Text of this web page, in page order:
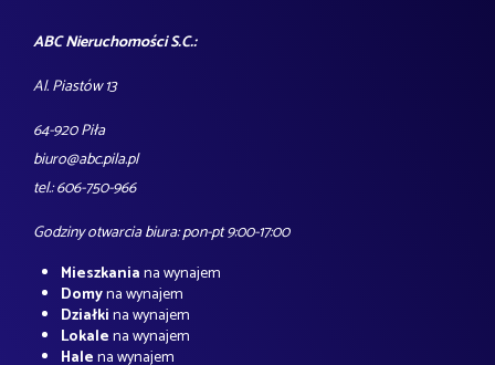
ABC Nieruchomości S.C.:
Al. Piastów 13
64-920 Piła
biuro@abc.pila.pl
tel.: 606-750-966
Godziny otwarcia biura: pon-pt 9:00-17:00
Mieszkaniana wynajem
Domyna wynajem
Działkina wynajem
Lokalena wynajem
Halena wynajem